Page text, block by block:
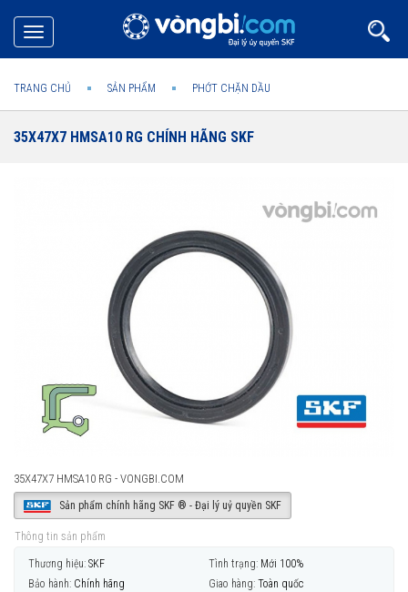
Toggle
navigation
TRANG CHỦ SẢN PHẨM PHỚT CHẶN DẦU
35X47X7 HMSA10 RG CHÍNH HÃNG SKF
35X47X7 HMSA10 RG - VONGBI.COM
Sản phẩm chính hãng SKF ® - Đại lý uỷ quyền SKF
Thông tin sản phẩm
Thương hiệu: SKF Tình trạng: Mới 100%
Bảo hành: Chính hãng Giao hàng: Toàn quốc